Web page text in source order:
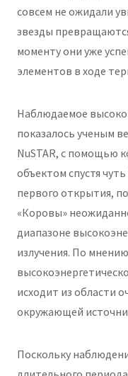
совсем не ожидали
звезды
моменту они уже
элементов в ходе
Наблюдаемое
показалось ученым
NuSTAR, с помощью
объектом спустя
первого открытия,
«Коровы»
диапазоне
излучения. По
исходит из области
окружающей
Поскольку